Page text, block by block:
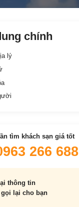
chính
lý
tìm khách sạn giá tốt
266 688
thông tin
lại cho bạn